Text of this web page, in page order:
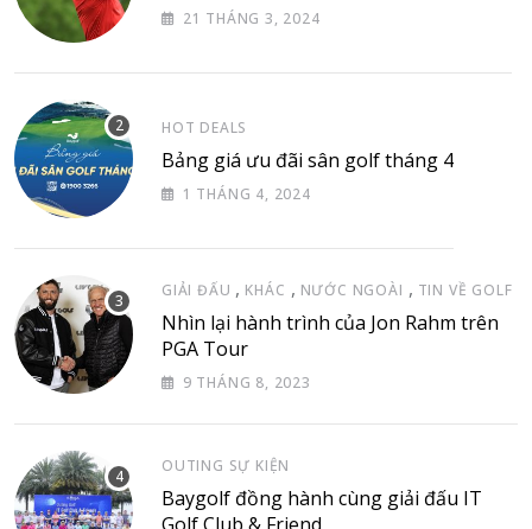
21 THÁNG 3, 2024
HOT DEALS
Bảng giá ưu đãi sân golf tháng 4
1 THÁNG 4, 2024
GIẢI ĐẤU , KHÁC , NƯỚC NGOÀI , TIN VỀ GOLF
Nhìn lại hành trình của Jon Rahm trên
PGA Tour
9 THÁNG 8, 2023
OUTING SỰ KIỆN
Baygolf đồng hành cùng giải đấu IT